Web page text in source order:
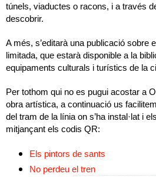
túnels, viaductes o racons, i a través
descobrir.
A més, s’editarà una publicació sobre
limitada, que estarà disponible a la
equipaments culturals i turístics de la
Per tothom qui no es pugui acostar a
obra artística, a continuació us
del tram de la línia on s’ha instal·lat i
mitjançant els codis QR:
Els pintors de sants
No perdeu el tren